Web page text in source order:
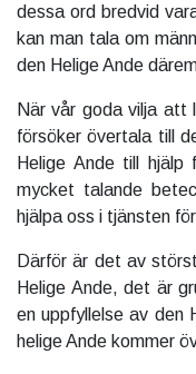
dessa ord bredvid
kan man tala om
den Helige Ande
När vår goda vilja att
försöker övertala till
Helige Ande till
mycket talande
hjälpa oss i tjänsten
Därför är det av
Helige Ande, det är
en uppfyllelse av den
helige Ande kommer